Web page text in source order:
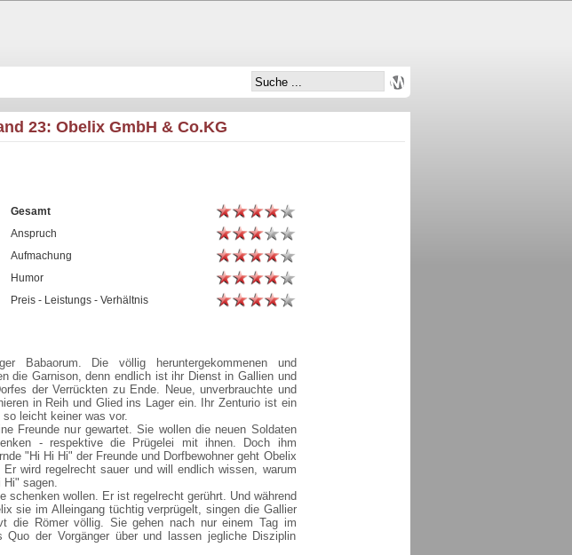
23: Obelix GmbH & Co.KG
Gesamt
Anspruch
Aufmachung
Humor
Preis - Leistungs - Verhältnis
Babaorum. Die völlig heruntergekommenen und
die Garnison, denn endlich ist ihr Dienst in Gallien und
der Verrückten zu Ende. Neue, unverbrauchte und
in Reih und Glied ins Lager ein. Ihr Zenturio ist ein
leicht keiner was vor.
Freunde nur gewartet. Sie wollen die neuen Soldaten
- respektive die Prügelei mit ihnen. Doch ihm
"Hi Hi Hi" der Freunde und Dorfbewohner geht Obelix
wird regelrecht sauer und will endlich wissen, warum
Hi" sagen.
schenken wollen. Er ist regelrecht gerührt. Und während
sie im Alleingang tüchtig verprügelt, singen die Gallier
die Römer völlig. Sie gehen nach nur einem Tag im
Quo der Vorgänger über und lassen jegliche Disziplin